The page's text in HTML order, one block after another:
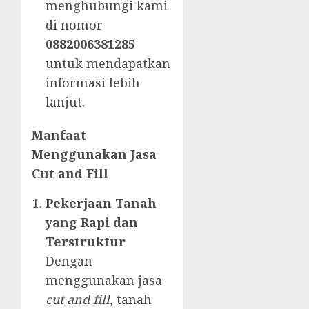
menghubungi kami
di nomor
0882006381285
untuk mendapatkan
informasi lebih
lanjut.
Manfaat
Menggunakan Jasa
Cut and Fill
Pekerjaan Tanah
yang Rapi dan
Terstruktur
Dengan
menggunakan jasa
cut and fill, tanah